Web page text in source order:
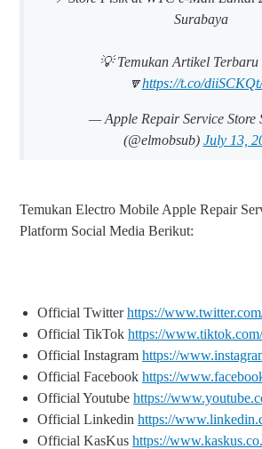
Surabaya
💡 Temukan Artikel
🔽https://t.co/
— Apple Repair Service Store
(@elmobsub) July 13,
Temukan Electro Mobile Apple Repair
Platform Social Media Berikut:
Official Twitterhttps://
Official TikTok https://
Official Instagram https://
Official Facebook https://
Official Youtube https://
Official Linkedin https://
Official KasKus https://